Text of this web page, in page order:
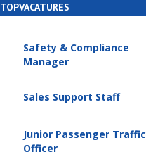
TOPVACATURES
Safety & Compliance
Manager
Sales Support Staff
Junior Passenger Traffic
Officer